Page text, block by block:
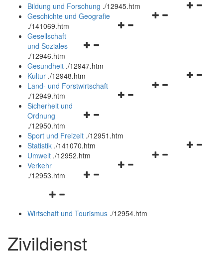
Navigationsmenü
Bildung und Forschung ./12945.htm
Navigationsmenü
Geschichte und Geografie
./141069.htm
Navigationsmenü
und
schließen
Gesellschaft
und Soziales
./12946.htm
Gesundheit ./12947.htm
Navigationsmenü
Kultur ./12948.htm
Navigationsmenü
Land- und Forstwirtschaft
./12949.htm
Navigationsmenü
und
schließen
Sicherheit und
Ordnung
./12950.htm
Sport und Freizeit ./12951.htm
Navigationsmenü
Statistik ./141070.htm
Navigationsmenü
Umwelt ./12952.htm
Navigationsmenü
Verkehr
./12953.htm
Navigationsmenü
und
Wirtschaft und Tourismus ./12954.htm
Zivildienst